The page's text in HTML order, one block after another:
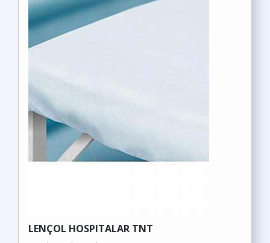
LENÇOL HOSPITALAR TNT